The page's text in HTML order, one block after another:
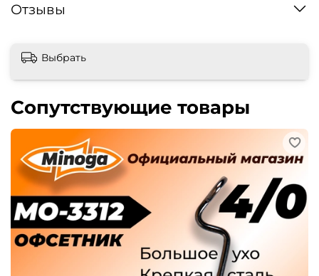
Отзывы
Выбрать
Сопутствующие товары